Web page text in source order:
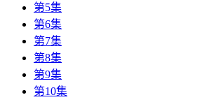
第5集
第6集
第7集
第8集
第9集
第10集